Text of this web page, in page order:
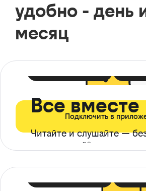
удобно - день
месяц
Все вместе
Читайте и слушайте —
ограничений*
Подключить в